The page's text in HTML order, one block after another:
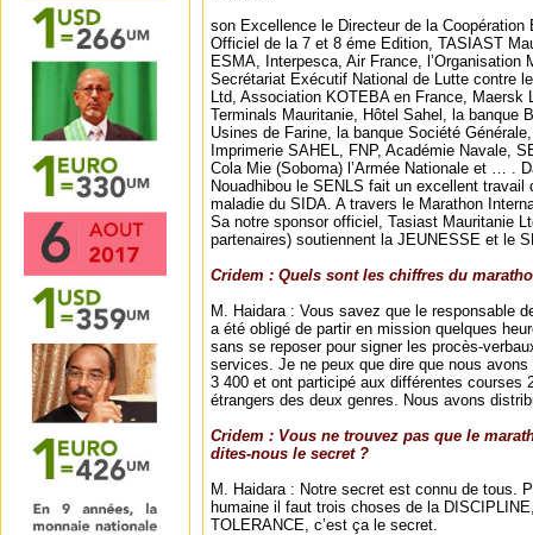
son Excellence le Directeur de la
Officiel de la 7 et 8 éme Edition, TASIAST
ESMA, Interpesca, Air France, l’Organisation
Secrétariat Exécutif National de Lutte contre
Ltd, Association KOTEBA en France, Maersk
Terminals Mauritanie, Hôtel Sahel, la banque
Usines de Farine, la banque Société
Imprimerie SAHEL, FNP, Académie Navale,
Cola Mie (Soboma) l’Armée Nationale et … .
Nouadhibou le SENLS fait un excellent travail
maladie du SIDA. A travers le Marathon
Sa notre sponsor officiel, Tasiast Mauritanie
partenaires) soutiennent la JEUNESSE et le
Cridem : Quels sont les chiffres du
M. Haidara : Vous savez que le responsable
a été obligé de partir en mission quelques
sans se reposer pour signer les procès-
services. Je ne peux que dire que nous
3 400 et ont participé aux différentes courses
étrangers des deux genres. Nous avons
Cridem : Vous ne trouvez pas que le
dites-nous le secret ?
M. Haidara : Notre secret est connu de tous.
humaine il faut trois choses de la
TOLERANCE, c’est ça le secret.